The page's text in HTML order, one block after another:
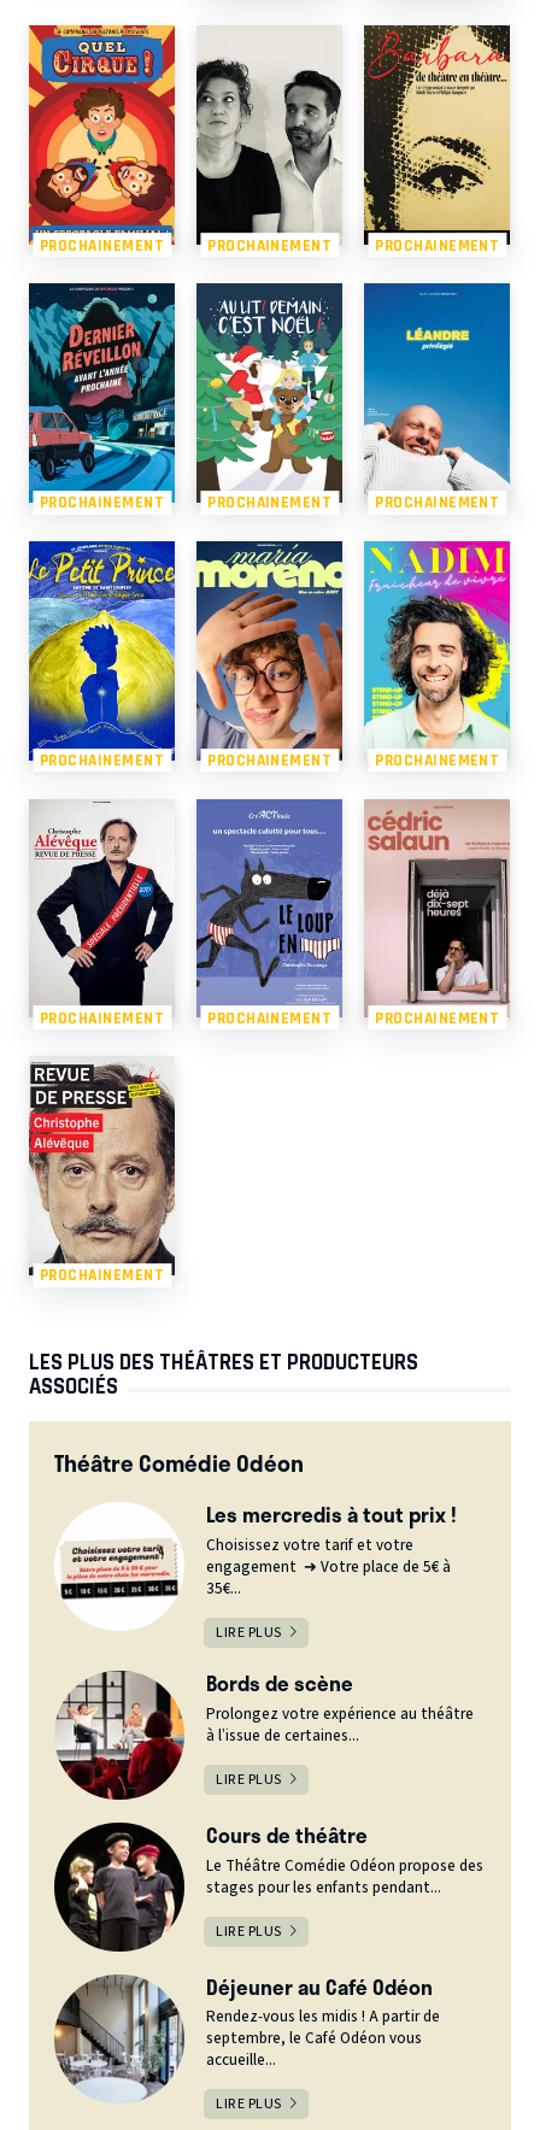
PROCHAINEMENT PROCHAINEMENT PROCHAINEMENT
PROCHAINEMENT PROCHAINEMENT PROCHAINEMENT
PROCHAINEMENT PROCHAINEMENT PROCHAINEMENT
PROCHAINEMENT PROCHAINEMENT PROCHAINEMENT
PROCHAINEMENT
LES PLUS DES THÉÂTRES ET PRODUCTEURS
ASSOCIÉS
Théâtre Comédie Odéon
Les mercredis à tout prix !
Choisissez votre tarif et votre
engagement ➜ Votre place de 5€ à
35€...
LIRE PLUS
Bords de scène
Prolongez votre expérience au théâtre
à l’issue de certaines...
LIRE PLUS
Cours de théâtre
Le Théâtre Comédie Odéon propose des
stages pour les enfants pendant...
LIRE PLUS
Déjeuner au Café Odéon
Rendez-vous les midis ! A partir de
septembre, le Café Odéon vous
accueille...
LIRE PLUS